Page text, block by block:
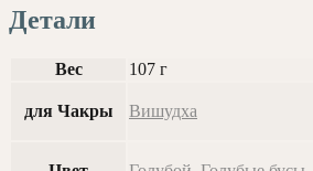
Детали
Вес 107 г
для Чакры Вишудха